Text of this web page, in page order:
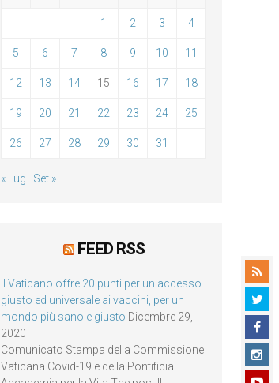
1 2 3 4
5 6 7 8 9 10 11
12 13 14 15 16 17 18
19 20 21 22 23 24 25
26 27 28 29 30 31
« Lug Set »
FEED RSS
Il Vaticano offre 20 punti per un accesso
giusto ed universale ai vaccini, per un
mondo più sano e giusto Dicembre 29,
2020
Comunicato Stampa della Commissione
Vaticana Covid-19 e della Pontificia